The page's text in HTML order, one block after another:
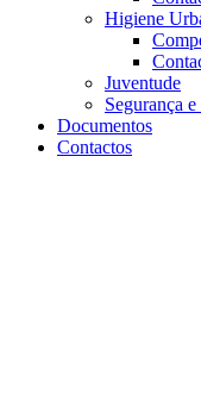
Higiene
Juventude
Segurança
Documentos
Contactos